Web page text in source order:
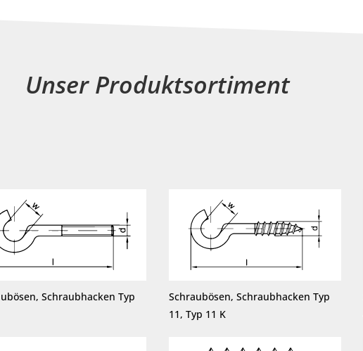
Unser Produktsortiment
Schraubhacken Typ
Schraubösen, Schraubhacken Typ
11, Typ 11 K